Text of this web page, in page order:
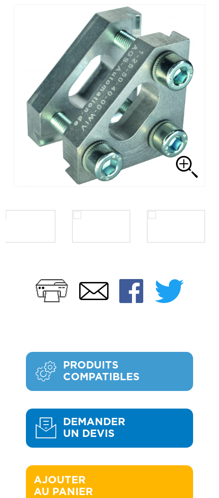
Imprimer
Email
PRODUITS
COMPATIBLES
DEMANDER
UN DEVIS
AJOUTER
AU PANIER